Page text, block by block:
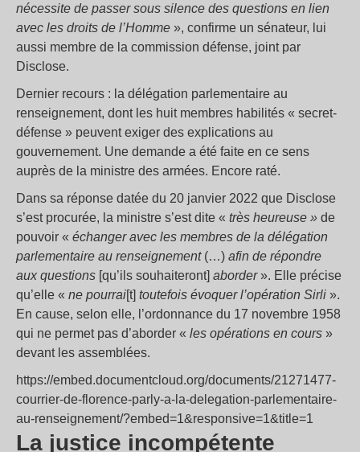
nécessite de passer sous silence des questions en lien
avec les droits de l’Homme », confirme un sénateur, lui
aussi membre de la commission défense, joint par
Disclose.
Dernier recours : la délégation parlementaire au
renseignement, dont les huit membres habilités « secret-
défense » peuvent exiger des explications au
gouvernement. Une demande a été faite en ce sens
auprès de la ministre des armées. Encore raté.
Dans sa réponse datée du 20 janvier 2022 que Disclose
s’est procurée, la ministre s’est dite « très heureuse » de
pouvoir « échanger avec les membres de la délégation
parlementaire au renseignement(…) afin de répondre
aux questions [qu’ils souhaiteront] aborder». Elle précise
qu’elle « ne pourrai[t] toutefois évoquer l’opération Sirli ».
En cause, selon elle, l’ordonnance du 17 novembre 1958
qui ne permet pas d’aborder « les opérations en cours »
devant les assemblées.
https://embed.documentcloud.org/documents/21271477-
courrier-de-florence-parly-a-la-delegation-parlementaire-
au-renseignement/?embed=1&responsive=1&title=1
La justice incompétente